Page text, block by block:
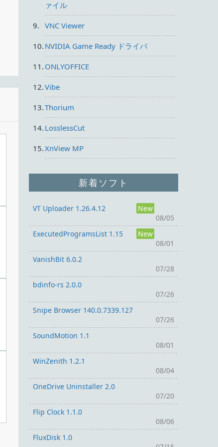
ァイル
VNC Viewer
NVIDIA Game Ready ドライバ
ONLYOFFICE
Vibe
Thorium
LosslessCut
XnView MP
新着ソフト
VT Uploader 1.26.4.12
New
08/05
ExecutedProgramsList 1.15
New
08/01
VanishBit 6.0.2
07/28
bdinfo-rs 2.0.0
07/26
Snipe Browser 140.0.7339.127
07/26
SoundMotion 1.1
08/01
WinZenith 1.2.1
08/04
OneDrive Uninstaller 2.0
07/20
Flip Clock 1.1.0
08/06
FluxDisk 1.0